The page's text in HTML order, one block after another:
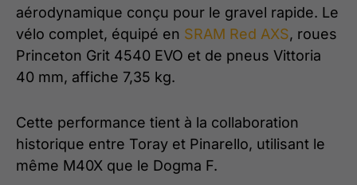
aérodynamique conçu pour le gravel rapide. Le
vélo complet, équipé en SRAM Red AXS, roues
Princeton Grit 4540 EVO et de pneus Vittoria
40 mm, affiche 7,35 kg.
Cette performance tient à la collaboration
historique entre Toray et Pinarello, utilisant le
même M40X que le Dogma F.